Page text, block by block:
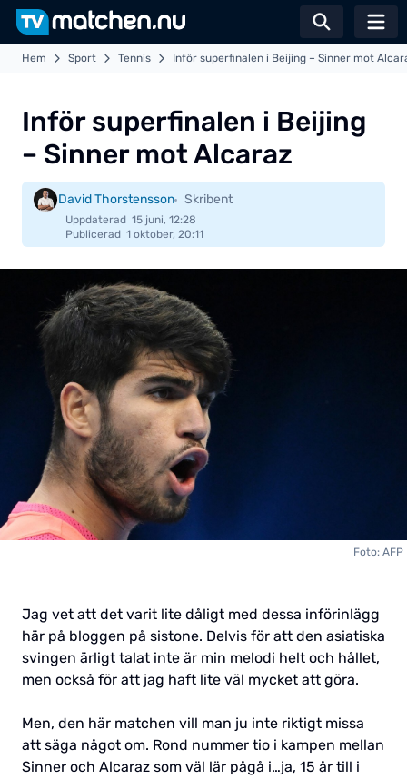
Växla
Hem Sport Tennis Inför superfinalen i Beijing – Sinner mot
Inför superfinalen i Beijing
– Sinner mot Alcaraz
David Thorstensson Skribent
Uppdaterad 15 juni, 12:28
Publicerad 1 oktober, 20:11
Foto: AFP
Jag vet att det varit lite dåligt med dessa införinlägg
här på bloggen på sistone. Delvis för att den asiatiska
svingen ärligt talat inte är min melodi helt och hållet,
men också för att jag haft lite väl mycket att göra.
Men, den här matchen vill man ju inte riktigt missa
att säga något om. Rond nummer tio i kampen mellan
Sinner och Alcaraz som väl lär pågå i…ja, 15 år till i